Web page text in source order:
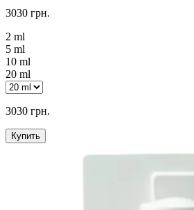
3030 грн.
2 ml
5 ml
10 ml
20 ml
3030 грн.
Купить